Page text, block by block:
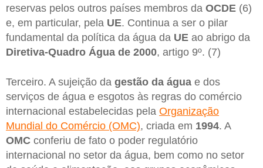
reservas pelos outros países membros da OCDE (6)
e, em particular, pela UE. Continua a ser o pilar
fundamental da política da água da UE ao abrigo da
Diretiva-Quadro Água de 2000, artigo 9º. (7)
Terceiro. A sujeição da gestão da água e dos
serviços de água e esgotos às regras do comércio
internacional estabelecidas pela Organização
Mundial do Comércio (OMC), criada em 1994. A
OMC conferiu de fato o poder regulatório
internacional no setor da água, bem como no setor